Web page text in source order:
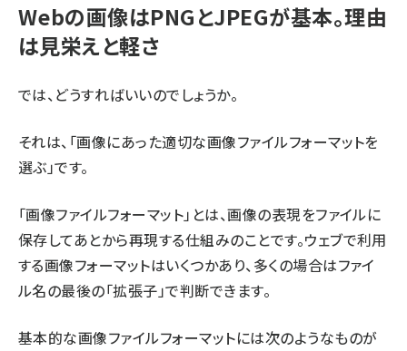
Webの画像はPNGとJPEGが基本。理由
は見栄えと軽さ
では、どうすればいいのでしょうか。
それは、「画像にあった適切な画像ファイルフォーマットを
選ぶ」です。
「画像ファイルフォーマット」とは、画像の表現をファイルに
保存してあとから再現する仕組みのことです。ウェブで利用
する画像フォーマットはいくつかあり、多くの場合はファイ
ル名の最後の「拡張子」で判断できます。
基本的な画像ファイルフォーマットには次のようなものが